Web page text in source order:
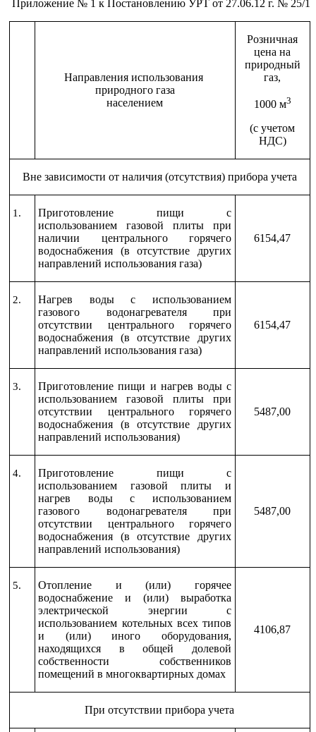
Приложение № 1 к Постановлению УРТ от 27.06.12 г. № 25/1
Направления использования
природного газа
населением
Розничная
цена на
природный
газ,
1000 м3
(с учетом
НДС)
Вне зависимости от наличия (отсутствия) прибора учета
1.
Приготовление пищи с
использованием газовой плиты при
наличии центрального горячего
водоснабжения (в отсутствие других
направлений использования газа)
6154,47
2.
Нагрев воды с использованием
газового водонагревателя при
отсутствии центрального горячего
водоснабжения (в отсутствие других
направлений использования газа)
6154,47
3.
Приготовление пищи и нагрев воды с
использованием газовой плиты при
отсутствии центрального горячего
водоснабжения (в отсутствие других
направлений использования)
5487,00
4.
Приготовление пищи с
использованием газовой плиты и
нагрев воды с использованием
газового водонагревателя при
отсутствии центрального горячего
водоснабжения (в отсутствие других
направлений использования)
5487,00
5.
Отопление и (или) горячее
водоснабжение и (или) выработка
электрической энергии с
использованием котельных всех типов
и (или) иного оборудования,
находящихся в общей долевой
собственности собственников
помещений в многоквартирных домах
4106,87
При отсутствии прибора учета